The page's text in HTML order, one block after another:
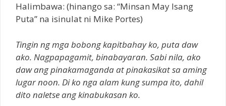
Halimbawa: (hinango sa: “Minsan May Isang
Puta” na isinulat ni Mike Portes)
Tingin ng mga bobong kapitbahay ko, puta daw
ako. Nagpapagamit, binabayaran. Sabi nila, ako
daw ang pinakamaganda at pinakasikat sa aming
lugar noon. Di ko nga alam kung sumpa ito, dahil
dito naletse ang kinabukasan ko.